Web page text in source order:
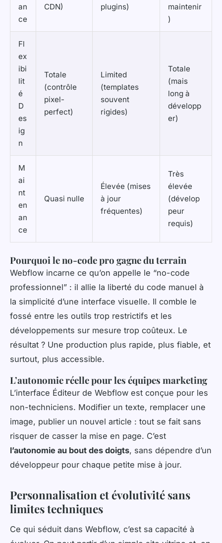
an
ce
CDN)
plugins)
maintenir
)
Fl
ex
ibi
lit
é
D
es
ig
n
Totale
(contrôle
pixel-
perfect)
Limited
(templates
souvent
rigides)
Totale
(mais
long à
développ
er)
M
ai
nt
en
an
ce
Quasi nulle
Élevée (mises
à jour
fréquentes)
Très
élevée
(dévelop
peur
requis)
Pourquoi le no-code pro gagne du terrain
Webflow incarne ce qu’on appelle le “no-code
professionnel” : il allie la liberté du code manuel à
la simplicité d’une interface visuelle. Il comble le
fossé entre les outils trop restrictifs et les
développements sur mesure trop coûteux. Le
résultat ? Une production plus rapide, plus fiable, et
surtout, plus accessible.
L’autonomie réelle pour les équipes marketing
L’interface Éditeur de Webflow est conçue pour les
non-techniciens. Modifier un texte, remplacer une
image, publier un nouvel article : tout se fait sans
risquer de casser la mise en page. C’est
l’autonomie au bout des doigts, sans dépendre d’un
développeur pour chaque petite mise à jour.
Personnalisation et évolutivité sans
limites techniques
Ce qui séduit dans Webflow, c’est sa capacité à